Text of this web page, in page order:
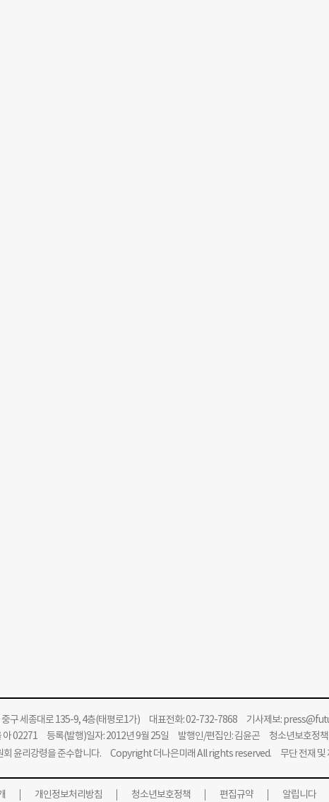
구 세종대로 135-9, 4층(태평로1가) 대표전화: 02-732-7868 기사제보:
아 02271 등록(발행)일자: 2012년 9월 25일 발행인/편집인: 김윤곤 청소년보호정책
윤리강령을 준수합니다. Copyright 더나은미래 All rights reserved. 무단 전재 및
개인정보처리방침 청소년보호정책 편집규약 알립니다